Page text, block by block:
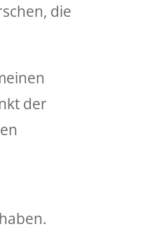
die
der